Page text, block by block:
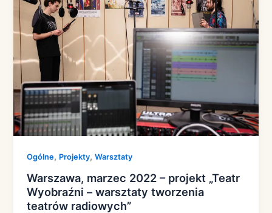
Ogólne, Projekty,Warsztaty
Warszawa, marzec 2022 – projekt „Teatr
Wyobraźni – warsztaty tworzenia
teatrów radiowych”